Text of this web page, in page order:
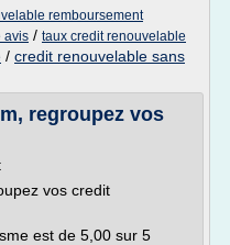
remboursement
avis / taux credit renouvelable
/ credit renouvelable sans
regroupez vos
vos credit
est de 5,00 sur 5